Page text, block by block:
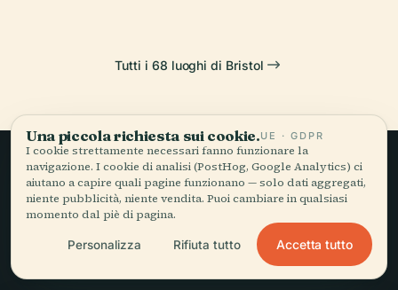
Tutti i 68 luoghi di Bristol
Viaggio lento,
raccontato bene.
RESTA AGGIORNATO
Una piccola richiesta sui cookie.UE · GDPR
I cookie strettamente necessari fanno funzionare la
navigazione. I cookie di analisi (PostHog, Google Analytics) ci
aiutano a capire quali pagine funzionano — solo dati aggregati,
niente pubblicità, niente vendita. Puoi cambiare in qualsiasi
momento dal piè di pagina.
Personalizza Rifiuta tutto Accetta tutto